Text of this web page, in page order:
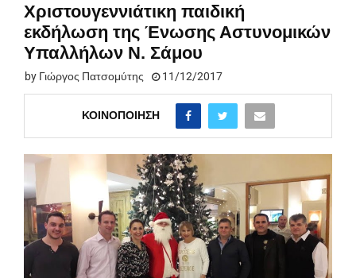
Χριστουγεννιάτικη παιδική
εκδήλωση της Ένωσης Αστυνομικών
Υπαλλήλων Ν. Σάμου
by Γιώργος Πατσομύτης 11/12/2017
ΚΟΙΝΟΠΟΊΗΣΗ